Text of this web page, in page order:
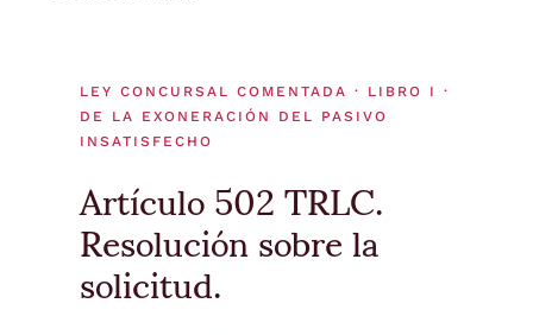
LEY CONCURSAL COMENTADA · LIBRO I ·
DE LA EXONERACIÓN DEL PASIVO
INSATISFECHO
Artículo 502 TRLC.
Resolución sobre la
solicitud.